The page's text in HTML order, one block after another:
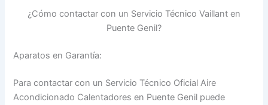
¿Cómo contactar con un Servicio Técnico Vaillant en
Puente Genil?
Aparatos en Garantía:
Para contactar con un Servicio Técnico Oficial Aire
Acondicionado Calentadores en Puente Genil puede